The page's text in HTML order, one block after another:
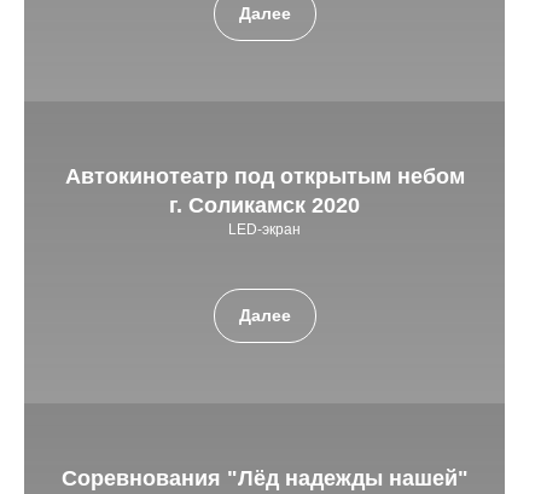
Далее
Автокинотеатр под открытым небом
г. Соликамск 2020
LED-экран
Далее
Соревнования "Лёд надежды нашей"